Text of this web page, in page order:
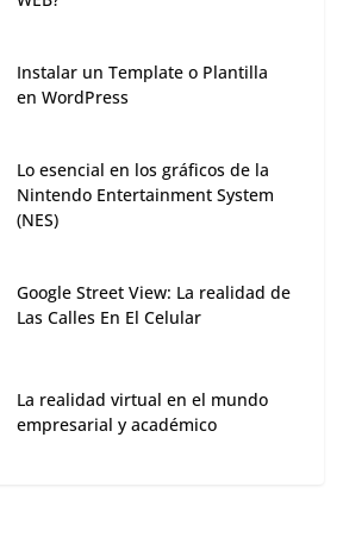
Instalar un Template o Plantilla
en WordPress
Lo esencial en los gráficos de la
Nintendo Entertainment System
(NES)
Google Street View: La realidad de
Las Calles En El Celular
La realidad virtual en el mundo
empresarial y académico